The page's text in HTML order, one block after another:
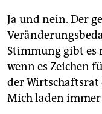
Ja und nein. Der
Stimmung gibt es
wenn es Zeichen
der Wirtschaftsrat
Mich laden